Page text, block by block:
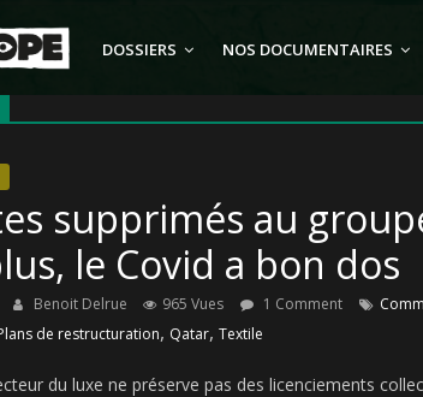
DOSSIERS NOS DOCUMENTAIRES
supprimés au
le Covid a bon dos
Benoit Delrue 965 Vues 1 Comment
de restructuration, Qatar, Textile
du luxe ne préserve pas des licenciements